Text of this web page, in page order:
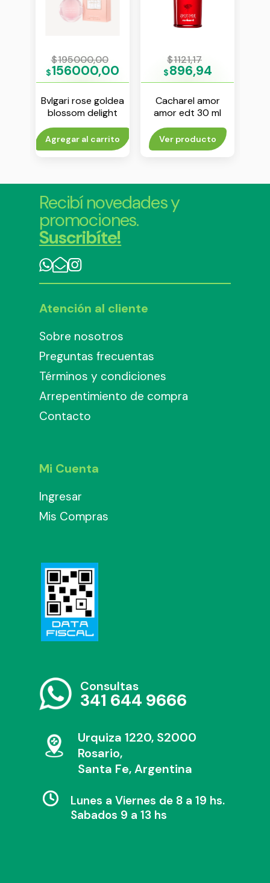
$195000,00
$156000,00
Bvlgari rose goldea
blossom delight
edt 75 ml
Agregar al carrito
$1121,17
$896,94
Cacharel amor
amor edt 30 ml
Ver producto
Recibí novedades y
promociones.
Suscribíte!
Atención al cliente
Sobre nosotros
Preguntas frecuentas
Términos y condiciones
Arrepentimiento de compra
Contacto
Mi Cuenta
Ingresar
Mis Compras
Consultas
341 644 9666
Urquiza 1220, S2000
Rosario,
Santa Fe, Argentina
Lunes a Viernes de 8 a 19 hs.
Sabados 9 a 13 hs